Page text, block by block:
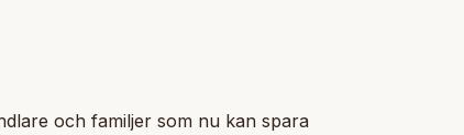
och familjer som nu kan spara